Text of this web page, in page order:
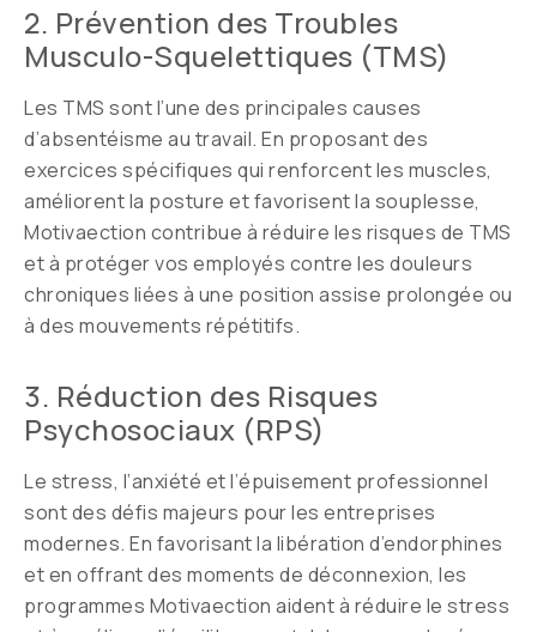
2. Prévention des Troubles
Musculo-Squelettiques (TMS)
Les TMS sont l’une des principales causes
d’absentéisme au travail. En proposant des
exercices spécifiques qui renforcent les muscles,
améliorent la posture et favorisent la souplesse,
Motivaection contribue à réduire les risques de TMS
et à protéger vos employés contre les douleurs
chroniques liées à une position assise prolongée ou
à des mouvements répétitifs.
3. Réduction des Risques
Psychosociaux (RPS)
Le stress, l’anxiété et l’épuisement professionnel
sont des défis majeurs pour les entreprises
modernes. En favorisant la libération d’endorphines
et en offrant des moments de déconnexion, les
programmes Motivaection aident à réduire le stress